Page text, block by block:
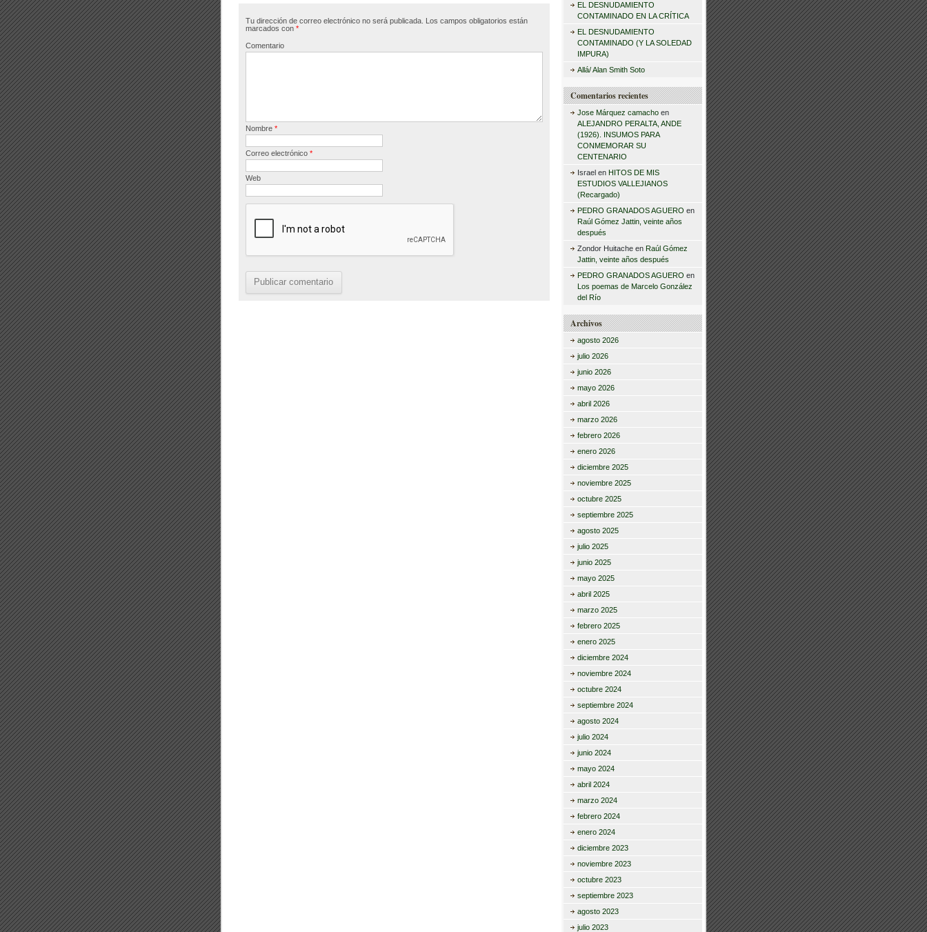
o
o
tir
Tu dirección de correo electrónico no será publicada. Los campos obligatorios están
marcados con *
Comentario
Nombre *
Correo electrónico *
Web
r
EL DESNUDAMIENTO
CONTAMINADO EN LA CRÍTICA
EL DESNUDAMIENTO
CONTAMINADO (Y LA SOLEDAD
IMPURA)
Allá/ Alan Smith Soto
Comentarios recientes
Jose Márquez camachoen
ALEJANDRO PERALTA, ANDE
(1926). INSUMOS PARA
CONMEMORAR SU
CENTENARIO
Israelen HITOS DE MIS
ESTUDIOS VALLEJIANOS
(Recargado)
PEDRO GRANADOS AGUERO en
Raúl Gómez Jattin, veinte años
después
Zondor Huitacheen Raúl Gómez
Jattin, veinte años después
PEDRO GRANADOS AGUERO en
Los poemas de Marcelo González
del Río
Archivos
agosto 2026
julio 2026
junio 2026
mayo 2026
abril 2026
marzo 2026
febrero 2026
enero 2026
diciembre 2025
noviembre 2025
octubre 2025
septiembre 2025
agosto 2025
julio 2025
junio 2025
mayo 2025
abril 2025
marzo 2025
febrero 2025
enero 2025
diciembre 2024
noviembre 2024
octubre 2024
septiembre 2024
agosto 2024
julio 2024
junio 2024
mayo 2024
abril 2024
marzo 2024
febrero 2024
enero 2024
diciembre 2023
noviembre 2023
octubre 2023
septiembre 2023
agosto 2023
julio 2023